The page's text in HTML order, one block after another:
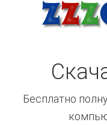
Бесплатно